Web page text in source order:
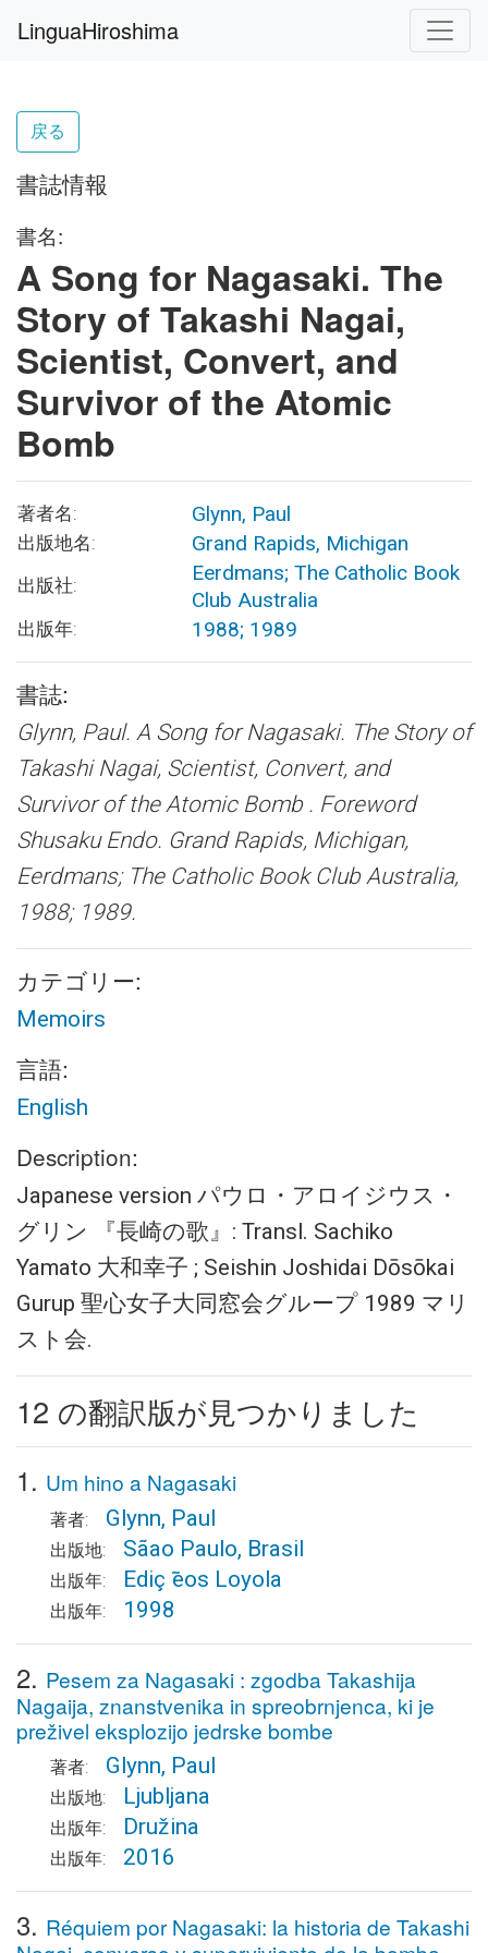
LinguaHiroshima
戻る
書誌情報
書名:
A Song for Nagasaki. The
Story of Takashi Nagai,
Scientist, Convert, and
Survivor of the Atomic
Bomb
著者名: Glynn, Paul
出版地名: Grand Rapids, Michigan
出版社:
Eerdmans; The Catholic Book
Club Australia
出版年: 1988; 1989
書誌:
Glynn, Paul. A Song for Nagasaki. The Story of
Takashi Nagai, Scientist, Convert, and
Survivor of the Atomic Bomb . Foreword
Shusaku Endo. Grand Rapids, Michigan,
Eerdmans; The Catholic Book Club Australia,
1988; 1989.
カテゴリー:
Memoirs
言語:
English
Description:
Japanese version パウロ・アロイジウス・
グリン 『長崎の歌』: Transl. Sachiko
Yamato 大和幸子 ; Seishin Joshidai Dōsōkai
Gurup 聖心女子大同窓会グループ 1989 マリ
スト会.
12 の翻訳版が見つかりました
1. Um hino a Nagasaki
著者: Glynn, Paul
出版地: Sãao Paulo, Brasil
出版年: Ediç ̃eos Loyola
出版年: 1998
2. Pesem za Nagasaki : zgodba Takashija
Nagaija, znanstvenika in spreobrnjenca, ki je
preživel eksplozijo jedrske bombe
著者: Glynn, Paul
出版地: Ljubljana
出版年: Družina
出版年: 2016
3. Réquiem por Nagasaki: la historia de Takashi